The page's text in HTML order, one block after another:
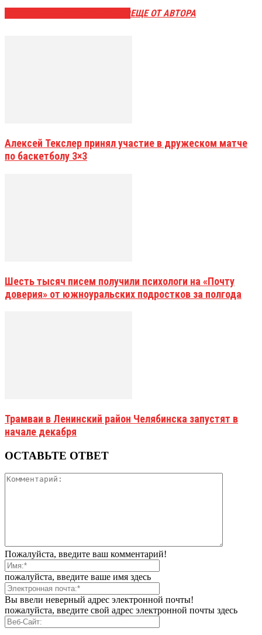
ЕЩЕ ОТ АВТОРА
Алексей Текслер принял участие в дружеском матче
по баскетболу 3×3
Шесть тысяч писем получили психологи на «Почту
доверия» от южноуральских подростков за полгода
Трамваи в Ленинский район Челябинска запустят в
начале декабря
ОСТАВЬТЕ ОТВЕТ
Пожалуйста, введите ваш комментарий!
пожалуйста, введите ваше имя здесь
Вы ввели неверный адрес электронной почты!
пожалуйста, введите свой адрес электронной почты здесь